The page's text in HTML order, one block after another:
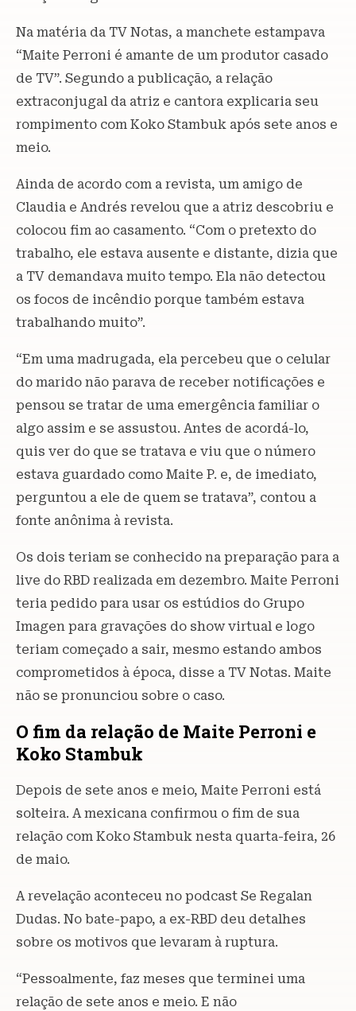
Na matéria da TV Notas, a manchete estampava
“Maite Perroni é amante de um produtor casado
de TV”. Segundo a publicação, a relação
extraconjugal da atriz e cantora explicaria seu
rompimento com Koko Stambuk após sete anos e
meio.
Ainda de acordo com a revista, um amigo de
Claudia e Andrés revelou que a atriz descobriu e
colocou fim ao casamento. “Com o pretexto do
trabalho, ele estava ausente e distante, dizia que
a TV demandava muito tempo. Ela não detectou
os focos de incêndio porque também estava
trabalhando muito”.
“Em uma madrugada, ela percebeu que o celular
do marido não parava de receber notificações e
pensou se tratar de uma emergência familiar o
algo assim e se assustou. Antes de acordá-lo,
quis ver do que se tratava e viu que o número
estava guardado como Maite P. e, de imediato,
perguntou a ele de quem se tratava”, contou a
fonte anônima à revista.
Os dois teriam se conhecido na preparação para a
live do RBD realizada em dezembro. Maite Perroni
teria pedido para usar os estúdios do Grupo
Imagen para gravações do show virtual e logo
teriam começado a sair, mesmo estando ambos
comprometidos à época, disse a TV Notas. Maite
não se pronunciou sobre o caso.
O fim da relação de Maite Perroni e
Koko Stambuk
Depois de sete anos e meio, Maite Perroni está
solteira. A mexicana confirmou o fim de sua
relação com Koko Stambuk nesta quarta-feira, 26
de maio.
A revelação aconteceu no podcast Se Regalan
Dudas. No bate-papo, a ex-RBD deu detalhes
sobre os motivos que levaram à ruptura.
“Pessoalmente, faz meses que terminei uma
relação de sete anos e meio. E não